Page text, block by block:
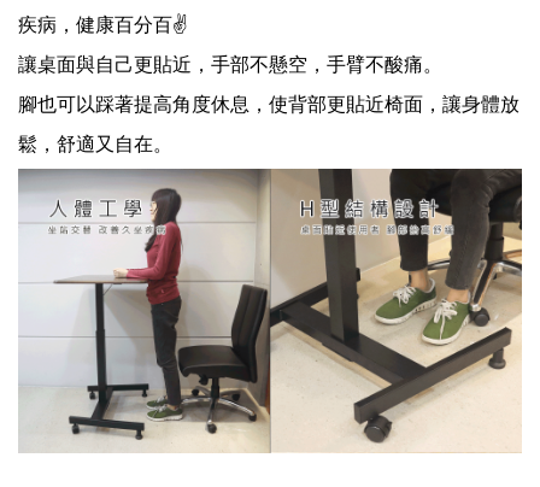
疾病，健康百分百✌️
讓桌面與自己更貼近，手部不懸空，手臂不酸痛。
腳也可以踩著提高角度休息，使背部更貼近椅面，讓身體放
鬆，舒適又自在。